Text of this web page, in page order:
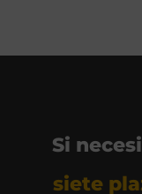
Si
siete